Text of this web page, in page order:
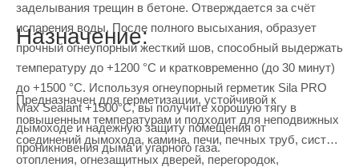
заделывания трещин в бетоне. Отверждается за счёт
испарения воды. После полного высыхания, образует
прочный огнеупорный жесткий шов, способный выдержать
температуру до +1200 °С и кратковременно (до 30 минут)
до +1500 °С. Используя огнеупорный герметик Sila PRO
Max Sealant +1500°C, вы получите хорошую тягу в
дымоходе и надежную защиту помещения от
проникновения дыма и угарного газа.
Назначение:
Предназначен для герметизации, устойчивой к
повышенным температурам и подходит для неподвижных
соединений дымохода, камина, печи, печных труб, систем
отопления, огнезащитных дверей, перегородок,